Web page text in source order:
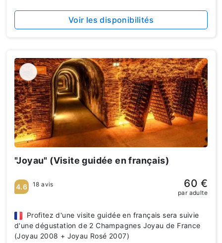
Voir les disponibilités
"Joyau" (Visite guidée en français)
Profitez d'une visite guidée en français sera suivie
d'une dégustation de 2 Champagnes Joyau de France
(Joyau 2008 + Joyau Rosé 2007)
4.6 18 avis 60 €
par adulte